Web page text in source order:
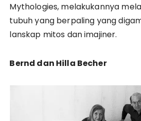
Mythologies, melakukannya
tubuh yang berpaling yang
lanskap mitos dan imajiner.
Bernd dan Hilla Becher